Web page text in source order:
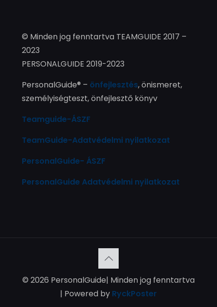
© Minden jog fenntartva TEAMGUIDE 2017 –
2023
PERSONALGUIDE 2019-2023
PersonalGuide® – önfejlesztés, önismeret,
személyiségteszt, önfejlesztő könyv
Teamguide-ÁSZF
TeamGuide-Adatvédelmi nyilatkozat
PersonalGuide- ÁSZF
PersonalGuide Adatvédelmi nyilatkozat
© 2026 PersonalGuide| Minden jog fenntartva
| Powered by RyckPoster